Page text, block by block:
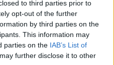
to third parties prior to
opt-out of the further
by third parties on the
This information may
parties on the IAB’s List of
further disclose it to other
persoon tot persoon en dat u
op moet nemen met uw arts of